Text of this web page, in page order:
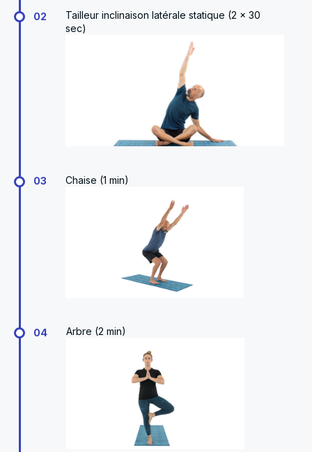
02
Tailleur inclinaison latérale statique (2 x 30
sec)
03 Chaise (1 min)
04 Arbre (2 min)